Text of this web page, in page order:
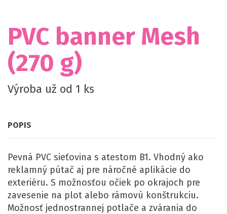
PVC banner Mesh
(270 g)
Výroba už od 1 ks
POPIS
Pevná PVC sieťovina s atestom B1. Vhodný ako
reklamný pútač aj pre náročné aplikácie do
exteriéru. S možnosťou očiek po okrajoch pre
zavesenie na plot alebo rámovú konštrukciu.
Možnosť jednostrannej potlače a zvárania do